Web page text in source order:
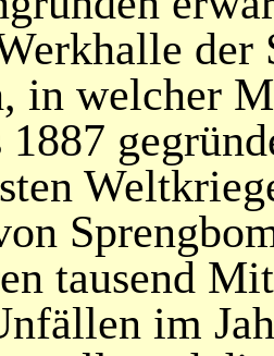
der
in welcher
1887
tausend
im